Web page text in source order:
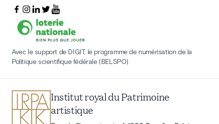
Avec le support de DIGIT, le programme de numérisation de la
Politique scientifique fédérale (BELSPO)
Institut royal du Patrimoine
artistique